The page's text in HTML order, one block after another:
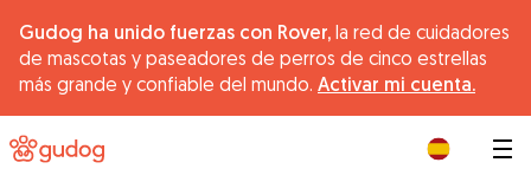
Gudog ha unido fuerzas con Rover, la red de cuidadores
de mascotas y paseadores de perros de cinco estrellas
más grande y confiable del mundo. Activar mi cuenta.